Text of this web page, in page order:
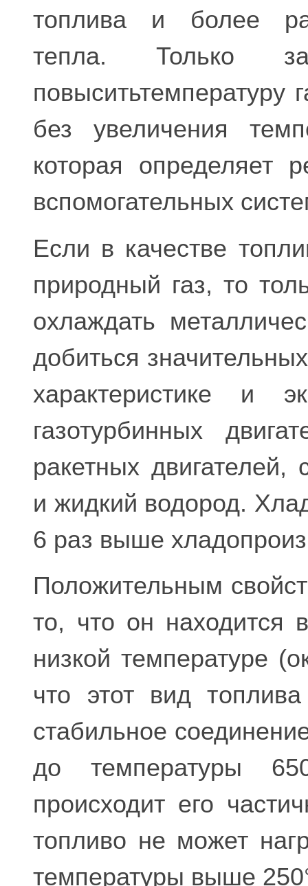
топлива и более
тепла. Только
повыситьтемпературу
без увеличения
которая определяет
вспомогательных
Если в качестве
природный газ, то
охлаждать
добиться
характеристике и
газотурбинных
ракетных
и жидкий водород.
6 раз выше
Положительным
то, что он находится
низкой температуре
что этот вид
стабильное
до температуры
происходит его
топливо не может
температуры выше